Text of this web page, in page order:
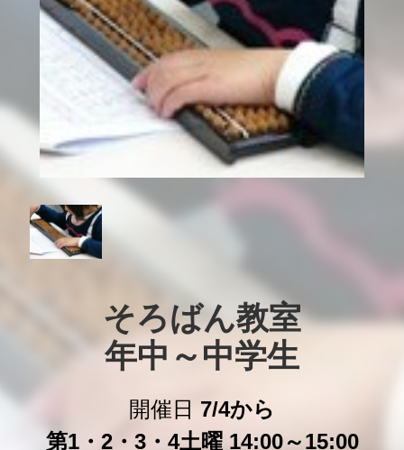
そろばん教室
年中～中学生
開催日 7/4から
第1・2・3・4土曜 14:00～15:00